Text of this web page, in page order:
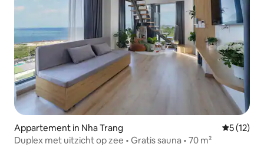
Appartement in Nha Trang
5 (12)
Duplex met uitzicht op zee • Gratis sauna • 70 m²